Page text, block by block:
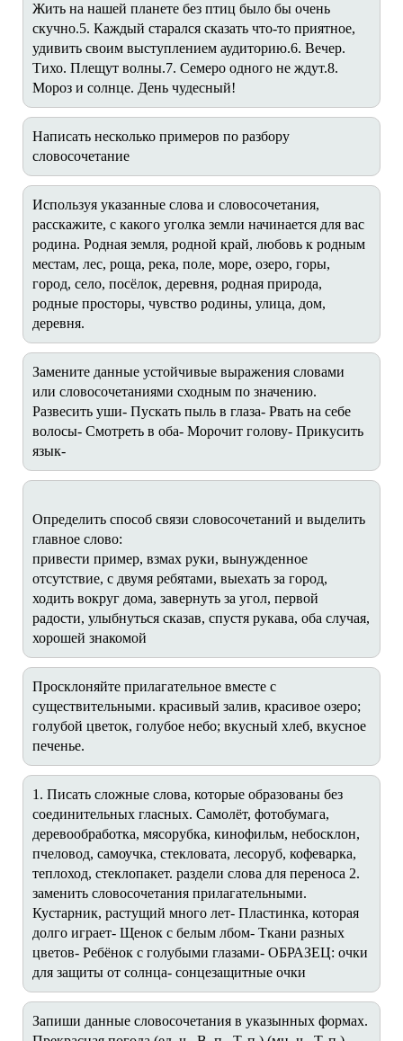
Жить на нашей планете без птиц было бы очень
скучно.5. Каждый старался сказать что-то приятное,
удивить своим выступлением аудиторию.6. Вечер.
Тихо. Плещут волны.7. Семеро одного не ждут.8.
Мороз и солнце. День чудесный!
Написать несколько примеров по разбору
словосочетание
Используя указанные слова и словосочетания,
расскажите, с какого уголка земли начинается для вас
родина. Родная земля, родной край, любовь к родным
местам, лес, роща, река, поле, море, озеро, горы,
город, село, посёлок, деревня, родная природа,
родные просторы, чувство родины, улица, дом,
деревня.
Замените данные устойчивые выражения словами
или словосочетаниями сходным по значению.
Развесить уши- Пускать пыль в глаза- Рвать на себе
волосы- Смотреть в оба- Морочит голову- Прикусить
язык-
Определить способ связи словосочетаний и выделить
главное слово:
привести пример, взмах руки, вынужденное
отсутствие, с двумя ребятами, выехать за город,
ходить вокруг дома, завернуть за угол, первой
радости, улыбнуться сказав, спустя рукава, оба случая,
хорошей знакомой
Просклоняйте прилагательное вместе с
существительными. красивый залив, красивое озеро;
голубой цветок, голубое небо; вкусный хлеб, вкусное
печенье.
1. Писать сложные слова, которые образованы без
соединительных гласных. Самолёт, фотобумага,
деревообработка, мясорубка, кинофильм, небосклон,
пчеловод, самоучка, стекловата, лесоруб, кофеварка,
теплоход, стеклопакет. раздели слова для переноса 2.
заменить словосочетания прилагательными.
Кустарник, растущий много лет- Пластинка, которая
долго играет- Щенок с белым лбом- Ткани разных
цветов- Ребёнок с голубыми глазами- ОБРАЗЕЦ: очки
для защиты от солнца- сонцезащитные очки
Запиши данные словосочетания в указынных формах.